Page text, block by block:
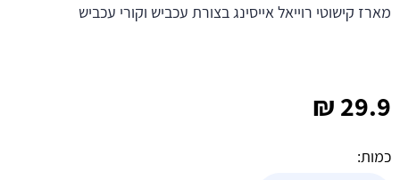
29.9
₪
כמות:
מארז קישוטי רוייאל אייסינג בצורת עכביש וקורי עכביש